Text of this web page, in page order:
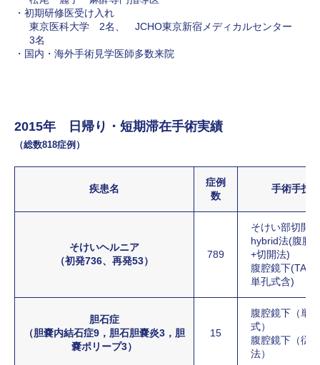
初期研修医受け入れ
東京医科大学 2名、 JCHO東京新宿メディカルセンター
3名
国内・海外手術見学医師多数来院
2015年 日帰り・短期滞在手術実績
（総数818症例）
疾患名
症例
数
手術手技
そけいヘルニア
（初発736、再発53）
789
そけい部切開法
hybrid法(腹腔
+切開法)
腹腔鏡下
単孔式含)
胆石症
（胆嚢内結石症9，胆石胆嚢炎3，胆
嚢ポリープ3）
15
腹腔鏡下（単孔
式）
腹腔鏡下（従来
法）